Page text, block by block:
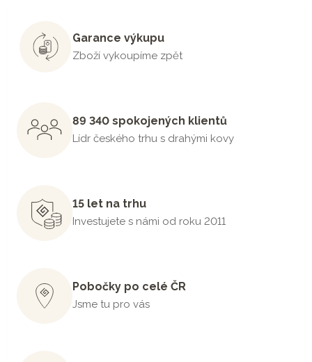
Garance výkupu
Zboží vykoupíme zpět
89 340 spokojených klientů
Lídr českého trhu s drahými kovy
15 let na trhu
Investujete s námi od roku 2011
Pobočky po celé ČR
Jsme tu pro vás